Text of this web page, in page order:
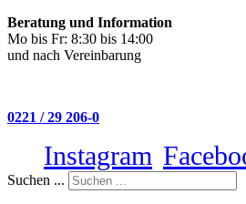
Beratung und Information
Mo bis Fr: 8:30 bis 14:00
und nach Vereinbarung
0221 / 29 206-0
Instagram
Suchen ...